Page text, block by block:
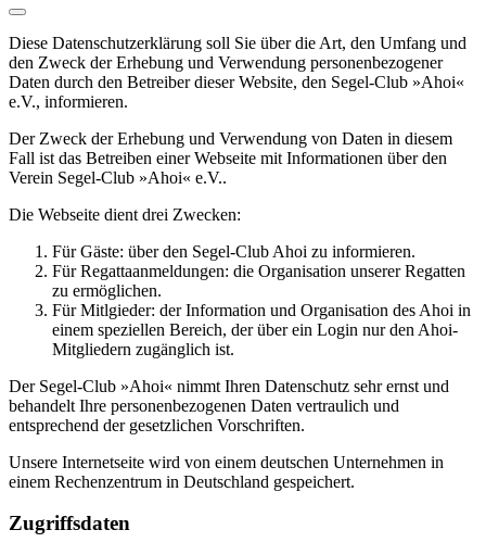
Diese Datenschutzerklärung soll Sie über die Art, den Umfang und
den Zweck der Erhebung und Verwendung personenbezogener
Daten durch den Betreiber dieser Website, den Segel-Club »Ahoi«
e.V., informieren.
Der Zweck der Erhebung und Verwendung von Daten in diesem
Fall ist das Betreiben einer Webseite mit Informationen über den
Verein Segel-Club »Ahoi« e.V..
Die Webseite dient drei Zwecken:
Für Gäste: über den Segel-Club Ahoi zu informieren.
Für Regattaanmeldungen: die Organisation unserer Regatten
zu ermöglichen.
Für Mitlgieder: der Information und Organisation des Ahoi in
einem speziellen Bereich, der über ein Login nur den Ahoi-
Mitgliedern zugänglich ist.
Der Segel-Club »Ahoi« nimmt Ihren Datenschutz sehr ernst und
behandelt Ihre personenbezogenen Daten vertraulich und
entsprechend der gesetzlichen Vorschriften.
Unsere Internetseite wird von einem deutschen Unternehmen in
einem Rechenzentrum in Deutschland gespeichert.
Zugriffsdaten